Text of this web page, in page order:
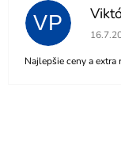
VP
Najlepšie ceny a extra